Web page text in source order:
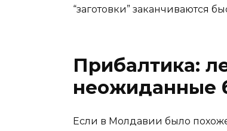
“заготовки” заканчиваются
Прибалтика:
неожиданные
Если в Молдавии было